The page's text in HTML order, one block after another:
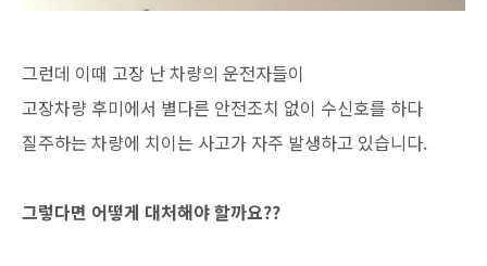
그런데 이때 고장 난 차량의 운전자들이
고장차량 후미에서 별다른 안전조치 없이 수신호를 하다
질주하는 차량에 치이는 사고가 자주 발생하고 있습니다.
그렇다면 어떻게 대처해야 할까요??